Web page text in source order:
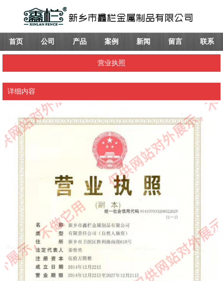
首页 公司 产品 案例 新闻 留言 联系
营业执照
详细内容